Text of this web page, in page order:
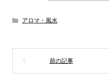
アロマ・風水